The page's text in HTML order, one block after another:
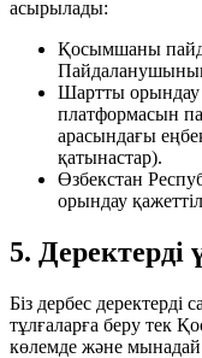
асырылады:
Қосымшаны
Пайдаланушының
Шартты орындау
платформасын
арасындағы
қатынастар).
Өзбекстан
орындау
5. Деректерді
Біз дербес деректерді
тұлғаларға беру тек
көлемде және